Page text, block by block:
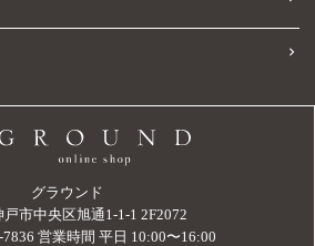
グラウンド
市中央区旭通1-1-1 2F2072
7836 営業時間 平日 10:00〜16:00